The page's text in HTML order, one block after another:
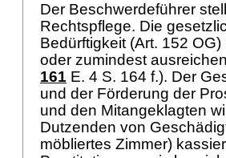
Der Beschwerdeführer
Rechtspflege. Die
Bedürftigkeit (Art. 152 OG)
oder zumindest
161 E. 4 S. 164 f.). Der
und der Förderung der
und den Mitangeklagten
Dutzenden von
möbliertes Zimmer)